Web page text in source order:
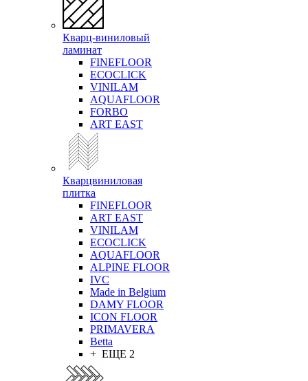
Кварц-виниловый
ламинат
FINEFLOOR
ECOCLICK
VINILAM
AQUAFLOOR
FORBO
ART EAST
Кварцвиниловая
плитка
FINEFLOOR
ART EAST
VINILAM
ECOCLICK
AQUAFLOOR
ALPINE FLOOR
IVC
Made in Belgium
DAMY FLOOR
ICON FLOOR
PRIMAVERA
Betta
+ ЕЩЕ 2